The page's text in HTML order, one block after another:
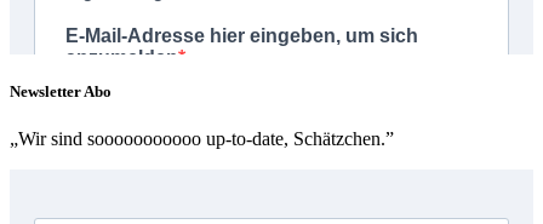
Newsletter Abo
„Wir sind sooooooooooo up-to-date, Schätzchen.”